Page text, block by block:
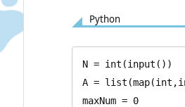
Python
N = int(input())
A =
maxNum = 0